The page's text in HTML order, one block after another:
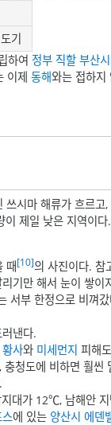
기
하여 정부 직할 부산시
이제 동해와는 접하지
시마 해류가 흐르
이 제일 낮은 지역이
때[10]의 사진이다. 참
기만 해서 눈이 쌓이
서부 한정으로 비껴
낸다.
황사와 미세먼지 피해
청도에 비하면 훨
지대가 12℃, 남해
에 있는 양산시 에덴